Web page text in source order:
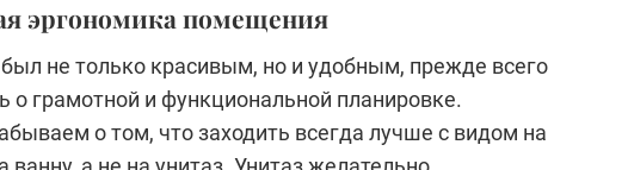
эргономика помещения
не только красивым, но и удобным, прежде всего
о грамотной и функциональной планировке.
о том, что заходить всегда лучше с видом на